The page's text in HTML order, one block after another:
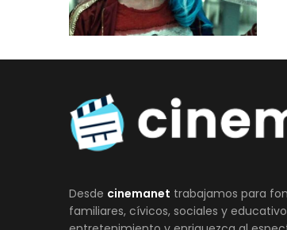
Desde cinemanet trabajamos para
familiares, cívicos, sociales y